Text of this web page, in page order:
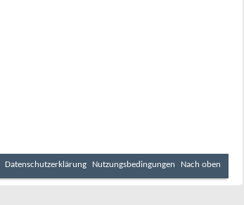
Datenschutzerklärung Nutzungsbedingungen Nach oben